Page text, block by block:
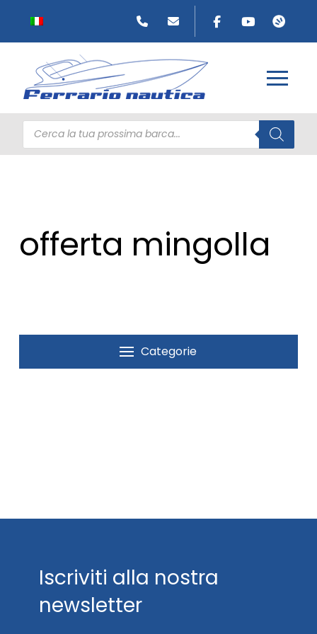
Products
search
offerta mingolla
Categorie
Iscriviti alla nostra
newsletter